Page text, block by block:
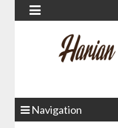

Navigation